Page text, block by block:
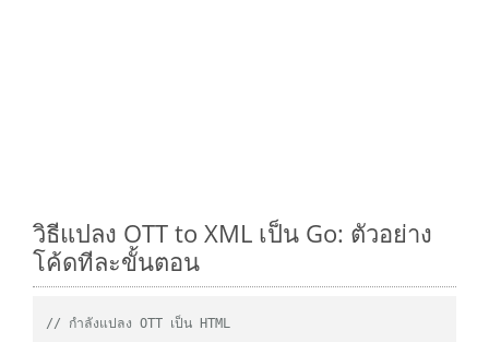
วิธีแปลง OTT to XML เป็น Go: ตัวอย่าง
โค้ดทีละขั้นตอน
// กำลังแปลง OTT เป็น HTML